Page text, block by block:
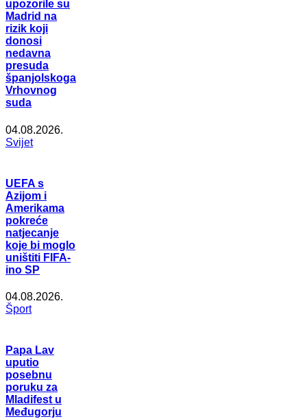
upozorile su
Madrid na
rizik koji
donosi
nedavna
presuda
španjolskoga
Vrhovnog
suda
04.08.2026.
Svijet
UEFA s
Azijom i
Amerikama
pokreće
natjecanje
koje bi moglo
uništiti FIFA-
ino SP
04.08.2026.
Šport
Papa Lav
uputio
posebnu
poruku za
Mladifest u
Međugorju